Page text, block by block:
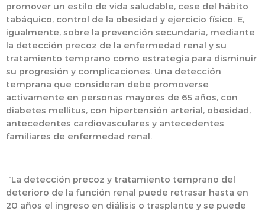
promover un estilo de vida saludable, cese del hábito
tabáquico, control de la obesidad y ejercicio físico. E,
igualmente, sobre la prevención secundaria, mediante
la detección precoz de la enfermedad renal y su
tratamiento temprano como estrategia para disminuir
su progresión y complicaciones. Una detección
temprana que consideran debe promoverse
activamente en personas mayores de 65 años, con
diabetes mellitus, con hipertensión arterial, obesidad,
antecedentes cardiovasculares y antecedentes
familiares de enfermedad renal.
“La detección precoz y tratamiento temprano del
deterioro de la función renal puede retrasar hasta en
20 años el ingreso en diálisis o trasplante y se puede